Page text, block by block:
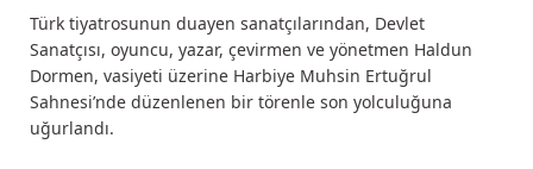
Türk tiyatrosunun duayen sanatçılarından, Devlet
Sanatçısı, oyuncu, yazar, çevirmen ve yönetmen Haldun
Dormen, vasiyeti üzerine Harbiye Muhsin Ertuğrul
Sahnesi’nde düzenlenen bir törenle son yolculuğuna
uğurlandı.